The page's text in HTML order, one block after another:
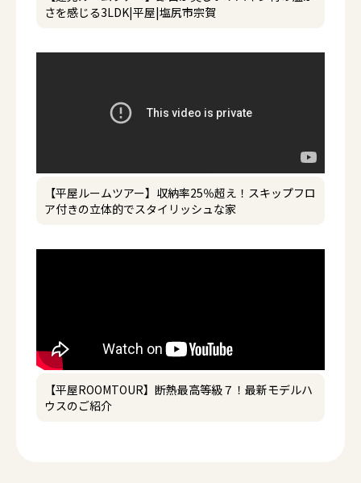
さを感じる3LDK|平屋|塩尻市宗賀
【平屋ルームツアー】収納率25％超え！スキップフロ
ア付きの立体的でスタイリッシュな家
【平屋ROOMTOUR】断熱最高等級７！最新モデルハ
ウスのご紹介